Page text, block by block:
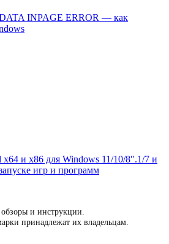
INPAGE ERROR — как
x64 и x86 для Windows 11/10/8″.1/7 и
игр и программ
и инструкции.
принадлежат их владельцам.